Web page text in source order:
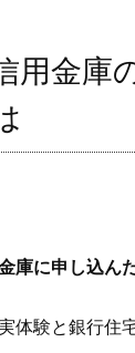
用金庫
庫に申し込ん
体験と銀行住